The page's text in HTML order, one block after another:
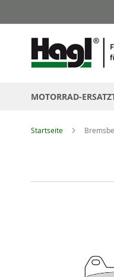
MOTORRAD-
Startseite